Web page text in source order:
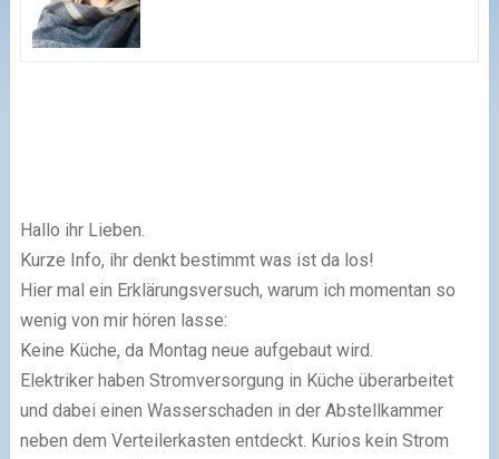
Hallo ihr Lieben.
Kurze Info, ihr denkt bestimmt was ist da los!
Hier mal ein Erklärungsversuch, warum ich momentan so
wenig von mir hören lasse:
Keine Küche, da Montag neue aufgebaut wird.
Elektriker haben Stromversorgung in Küche überarbeitet
und dabei einen Wasserschaden in der Abstellkammer
neben dem Verteilerkasten entdeckt. Kurios kein Strom